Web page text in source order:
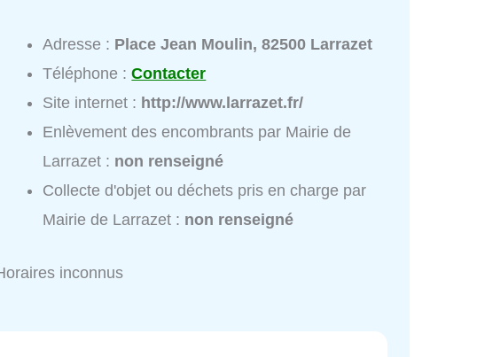
Adresse : Place Jean Moulin, 82500 Larrazet
Téléphone :Contacter
Site internet : http://www.larrazet.fr/
Enlèvement des encombrants par Mairie de
Larrazet : non renseigné
Collecte d'objet ou déchets pris en charge par
Mairie de Larrazet : non renseigné
inconnus